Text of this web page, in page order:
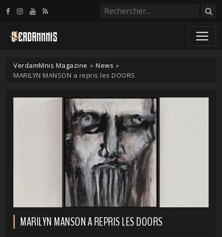
VerdamMnis Magazine » News »
MARILYN MANSON a repris les DOORS
MARILYN MANSON A REPRIS LES DOORS
Panneau de gestion des cookies